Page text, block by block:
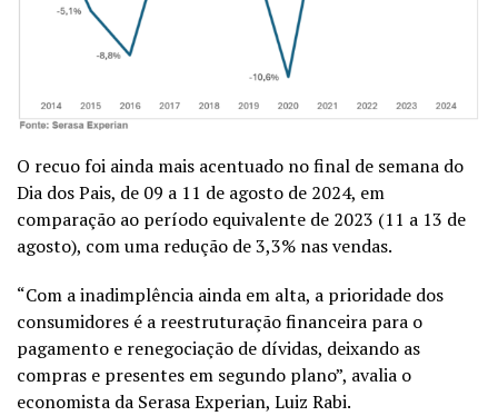
O recuo foi ainda mais acentuado no final de semana do
Dia dos Pais, de 09 a 11 de agosto de 2024, em
comparação ao período equivalente de 2023 (11 a 13 de
agosto), com uma redução de 3,3% nas vendas.
“Com a inadimplência ainda em alta, a prioridade dos
consumidores é a reestruturação financeira para o
pagamento e renegociação de dívidas, deixando as
compras e presentes em segundo plano”, avalia o
economista da Serasa Experian, Luiz Rabi.